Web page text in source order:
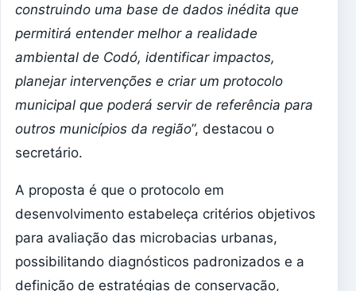
construindo uma base de dados inédita que
permitirá entender melhor a realidade
ambiental de Codó, identificar impactos,
planejar intervenções e criar um protocolo
municipal que poderá servir de referência para
outros municípios da região”, destacou o
secretário.
A proposta é que o protocolo em
desenvolvimento estabeleça critérios objetivos
para avaliação das microbacias urbanas,
possibilitando diagnósticos padronizados e a
definição de estratégias de conservação,